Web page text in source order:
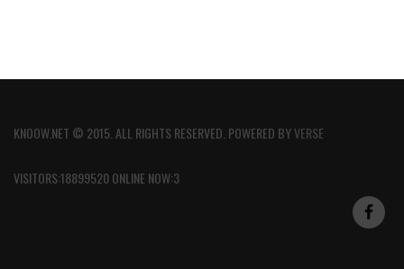
KNOOW.NET © 2015. ALL RIGHTS RESERVED. POWERED BYVERSE
VISITORS:18899520 ONLINE NOW:3